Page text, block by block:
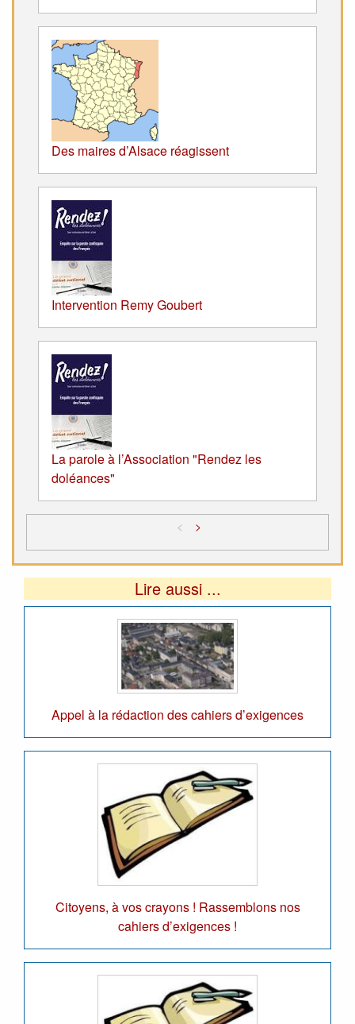
Des maires d’Alsace réagissent
Intervention Remy Goubert
La parole à l’Association "Rendez les
doléances"
< >
Lire aussi ...
Appel à la rédaction des cahiers d’exigences
Citoyens, à vos crayons ! Rassemblons nos
cahiers d’exigences !